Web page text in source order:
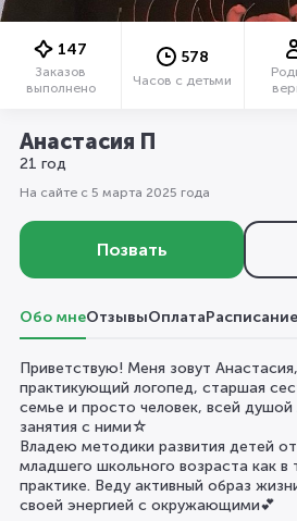
147
Заказов
выполнено
578
Часов с детьми
Анастасия П
21 год
На сайте с 5 марта 2025 года
Позвать
Обо мнеОтзывыОплатаРасписание
Приветствую! Меня зовут
практикующий логопед, старшая
семье и просто человек, всей
занятия с ними☆
Владею методики развития детей
младшего школьного возраста как в
практике. Веду активный образ
своей энергией с окружающими💕